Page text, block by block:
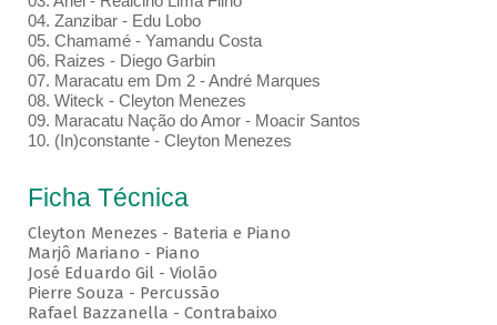
04. Zanzibar - Edu Lobo
05. Chamamé - Yamandu Costa
06. Raizes - Diego Garbin
07. Maracatu em Dm 2 - André Marques
08. Witeck - Cleyton Menezes
09. Maracatu Nação do Amor - Moacir Santos
10. (In)constante - Cleyton Menezes
Ficha Técnica
Cleyton Menezes - Bateria e Piano
Marjô Mariano - Piano
José Eduardo Gil - Violão
Pierre Souza - Percussão
Rafael Bazzanella - Contrabaixo